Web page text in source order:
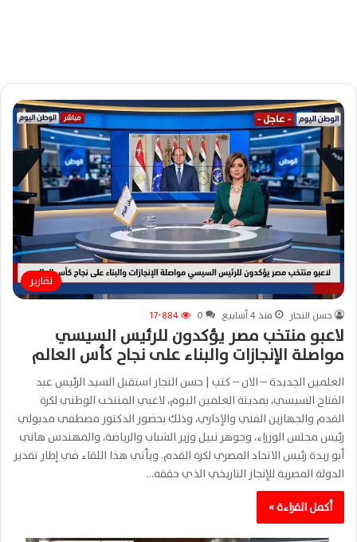
تقارير
حسن النجار منذ 4 أسابيع 0 17٬884
لاعبو منتخب مصر يؤكدون للرئيس السيسي
مواصلة الإنجازات والبناء على نجاح كأس العالم
العلمين الجديدة – الان – كتب | حسن النجار استقبل السيد الرئيس عبد
الفتاح السيسي، بمدينة العلمين اليوم، لاعبي المنتخب الوطني لكرة
القدم والجهازين الفني والإداري، وذلك بحضور الدكتور مصطفى مدبولي
رئيس مجلس الوزراء، وجوهر نبيل وزير الشباب والرياضة، والمهندس هاني
أبو ريدة رئيس الاتحاد المصري لكرة القدم. ويأتي هذا اللقاء في إطار تقدير
الدولة المصرية للإنجاز التاريخي الذي حققه…
أكمل القراءة »